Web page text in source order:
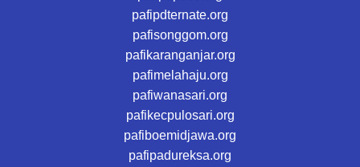
pafipdternate.org
pafisonggom.org
pafikaranganjar.org
pafimelahaju.org
pafiwanasari.org
pafikecpulosari.org
pafiboemidjawa.org
pafipadureksa.org